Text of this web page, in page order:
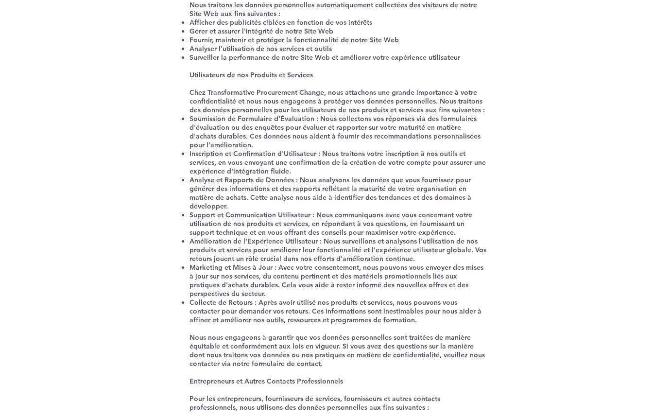
Nous traitons les données personnelles automatiquement collectées des visiteurs de notre
Site Web aux fins suivantes :
Afficher des publicités ciblées en fonction de vos intérêts
Gérer et assurer l'intégrité de notre Site Web
Fournir, maintenir et protéger la fonctionnalité de notre Site Web
Analyser l'utilisation de nos services et outils
Surveiller la performance de notre Site Web et améliorer votre expérience utilisateur
Utilisateurs de nos Produits et Services
Chez Transformative Procurement Change, nous attachons une grande importance à votre
confidentialité et nous nous engageons à protéger vos données personnelles. Nous traitons
des données personnelles pour les utilisateurs de nos produits et services aux fins suivantes :
Soumission de Formulaire d'Évaluation : Nous collectons vos réponses via des formulaires
d'évaluation ou des enquêtes pour évaluer et rapporter sur votre maturité en matière
d'achats durables. Ces données nous aident à fournir des recommandations personnalisées
pour l'amélioration.
Inscription et Confirmation d'Utilisateur : Nous traitons votre inscription à nos outils et
services, en vous envoyant une confirmation de la création de votre compte pour assurer une
expérience d'intégration fluide.
Analyse et Rapports de Données : Nous analysons les données que vous fournissez pour
générer des informations et des rapports reflétant la maturité de votre organisation en
matière de achats. Cette analyse nous aide à identifier des tendances et des domaines à
développer.
Support et Communication Utilisateur : Nous communiquons avec vous concernant votre
utilisation de nos produits et services, en répondant à vos questions, en fournissant un
support technique et en vous offrant des conseils pour maximiser votre expérience.
Amélioration de l'Expérience Utilisateur : Nous surveillons et analysons l'utilisation de nos
produits et services pour améliorer leur fonctionnalité et l'expérience utilisateur globale. Vos
retours jouent un rôle crucial dans nos efforts d'amélioration continue.
Marketing et Mises à Jour : Avec votre consentement, nous pouvons vous envoyer des mises
à jour sur nos services, du contenu pertinent et des matériels promotionnels liés aux
pratiques d'achats durables. Cela vous aide à rester informé des nouvelles offres et des
perspectives du secteur.
Collecte de Retours : Après avoir utilisé nos produits et services, nous pouvons vous
contacter pour demander vos retours. Ces informations sont inestimables pour nous aider à
affiner et améliorer nos outils, ressources et programmes de formation.
Nous nous engageons à garantir que vos données personnelles sont traitées de manière
équitable et conformément aux lois en vigueur. Si vous avez des questions sur la manière
dont nous traitons vos données ou nos pratiques en matière de confidentialité, veuillez nous
contacter via notre formulaire de contact.
Entrepreneurs et Autres Contacts Professionnels
Pour les entrepreneurs, fournisseurs de services, fournisseurs et autres contacts
professionnels, nous utilisons des données personnelles aux fins suivantes :